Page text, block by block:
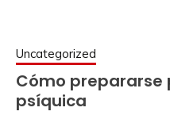
Uncategorized
Cómo
psíquica